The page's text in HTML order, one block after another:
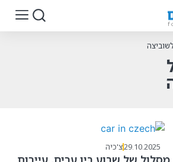
29.10.2025צ'כיה